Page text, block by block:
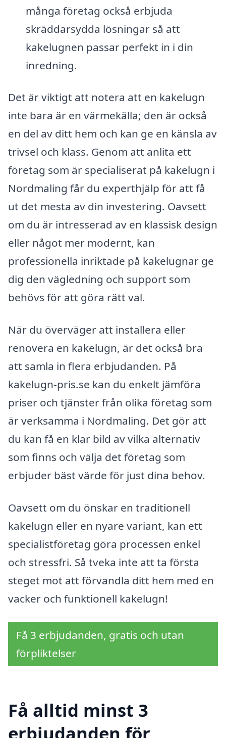
många företag också erbjuda
skräddarsydda lösningar så att
kakelugnen passar perfekt in i din
inredning.
Det är viktigt att notera att en kakelugn
inte bara är en värmekälla; den är också
en del av ditt hem och kan ge en känsla av
trivsel och klass. Genom att anlita ett
företag som är specialiserat på kakelugn i
Nordmaling får du experthjälp för att få
ut det mesta av din investering. Oavsett
om du är intresserad av en klassisk design
eller något mer modernt, kan
professionella inriktade på kakelugnar ge
dig den vägledning och support som
behövs för att göra rätt val.
När du överväger att installera eller
renovera en kakelugn, är det också bra
att samla in flera erbjudanden. På
kakelugn-pris.se kan du enkelt jämföra
priser och tjänster från olika företag som
är verksamma i Nordmaling. Det gör att
du kan få en klar bild av vilka alternativ
som finns och välja det företag som
erbjuder bäst värde för just dina behov.
Oavsett om du önskar en traditionell
kakelugn eller en nyare variant, kan ett
specialistföretag göra processen enkel
och stressfri. Så tveka inte att ta första
steget mot att förvandla ditt hem med en
vacker och funktionell kakelugn!
Få 3 erbjudanden, gratis och utan
förpliktelser
Få alltid minst 3